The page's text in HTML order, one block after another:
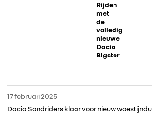
Rijden
met
de
volledig
nieuwe
Dacia
Bigster
17 februari 2025
Dacia Sandriders klaar voor nieuw